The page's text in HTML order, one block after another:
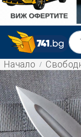
Начало